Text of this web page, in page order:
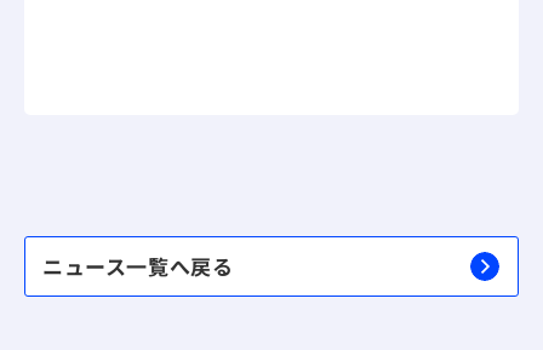
ニュース一覧へ戻る